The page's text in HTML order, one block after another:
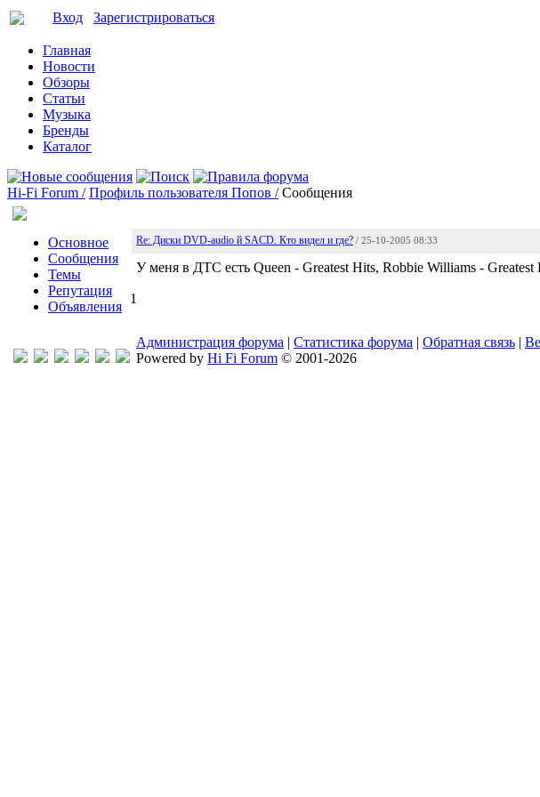
Вход Зарегистрироваться
Главная
Новости
Обзоры
Статьи
Музыка
Бренды
Каталог
Hi-Fi Forum / Профиль пользователя Попов / Сообщения
Основное
Сообщения
Темы
Репутация
Объявления
Re: Диски DVD-audio й SACD. Кто видел и где? / 25-10-2005 08:33
У меня в ДТС есть Queen - Greatest Hits, Robbie Williams - Greatest
1
Администрация форума | Статистика форума | Обратная связь |
Powered by Hi Fi Forum © 2001-2026